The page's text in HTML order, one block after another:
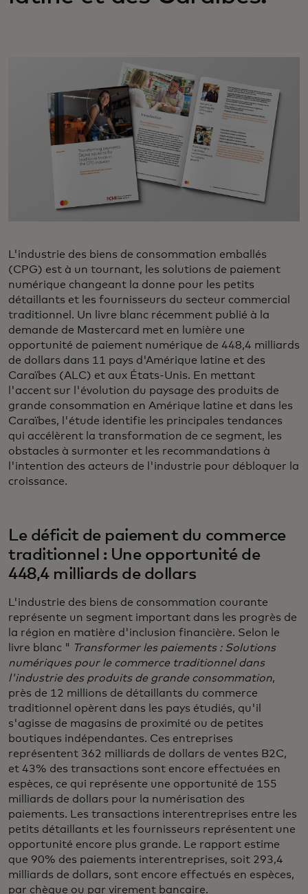
L'industrie des biens de consommation emballés
(CPG) est à un tournant, les solutions de paiement
numérique changeant la donne pour les petits
détaillants et les fournisseurs du secteur commercial
traditionnel. Un livre blanc récemment publié à la
demande de Mastercard met en lumière une
opportunité de paiement numérique de 448,4 milliards
de dollars dans 11 pays d'Amérique latine et des
Caraïbes (ALC) et aux États-Unis. En mettant
l'accent sur l'évolution du paysage des produits de
grande consommation en Amérique latine et dans les
Caraïbes, l'étude identifie les principales tendances
qui accélèrent la transformation de ce segment, les
obstacles à surmonter et les recommandations à
l'intention des acteurs de l'industrie pour débloquer la
croissance.
Le déficit de paiement du commerce
traditionnel : Une opportunité de
448,4 milliards de dollars
L'industrie des biens de consommation courante
représente un segment important dans les progrès de
la région en matière d'inclusion financière. Selon le
livre blanc " Transformer les paiements : Solutions
numériques pour le commerce traditionnel dans
l'industrie des produits de grande consommation,
près de 12 millions de détaillants du commerce
traditionnel opèrent dans les pays étudiés, qu'il
s'agisse de magasins de proximité ou de petites
boutiques indépendantes. Ces entreprises
représentent 362 milliards de dollars de ventes B2C,
et 43% des transactions sont encore effectuées en
espèces, ce qui représente une opportunité de 155
milliards de dollars pour la numérisation des
paiements. Les transactions interentreprises entre les
petits détaillants et les fournisseurs représentent une
opportunité encore plus grande. Le rapport estime
que 90% des paiements interentreprises, soit 293,4
milliards de dollars, sont encore effectués en espèces,
par chèque ou par virement bancaire.